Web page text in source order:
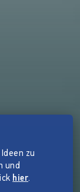
zu
und
hier.